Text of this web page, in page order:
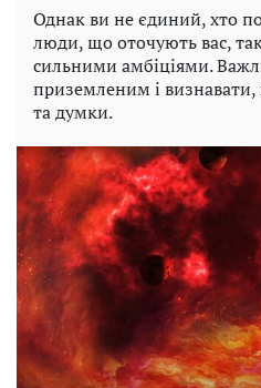
Однак ви не єдиний, хто
люди, що оточують вас,
сильними амбіціями.
приземленим і
та думки.